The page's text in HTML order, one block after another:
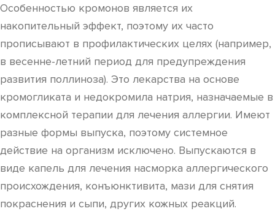
Особенностью кромонов является их
накопительный эффект, поэтому их часто
прописывают в профилактических целях (например,
в весенне-летний период для предупреждения
развития поллиноза). Это лекарства на основе
кромогликата и недокромила натрия, назначаемые в
комплексной терапии для лечения аллергии. Имеют
разные формы выпуска, поэтому системное
действие на организм исключено. Выпускаются в
виде капель для лечения насморка аллергического
происхождения, конъюнктивита, мази для снятия
покраснения и сыпи, других кожных реакций.